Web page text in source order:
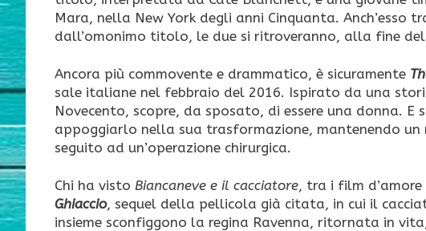
Mara, nella New York degli anni Cinquanta.
dall’omonimo titolo, le due si ritroveranno, alla fine
Ancora più commovente e drammatico, è sicuramente
sale italiane nel febbraio del 2016. Ispirato da una
Novecento, scopre, da sposato, di essere una donna.
appoggiarlo nella sua trasformazione, mantenendo
seguito ad un’operazione chirurgica.
Chi ha visto Biancaneve e il cacciatore, tra i film
Ghiaccio, sequel della pellicola già citata, in cui il
insieme sconfiggono la regina Ravenna, ritornata in